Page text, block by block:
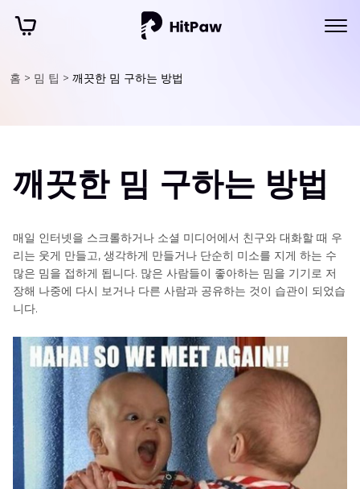
홈 > 밈 팁 > 깨끗한 밈 구하는 방법
깨끗한 밈 구하는 방법
매일 인터넷을 스크롤하거나 소셜 미디어에서 친구와 대화할 때 우
리는 웃게 만들고, 생각하게 만들거나 단순히 미소를 지게 하는 수
많은 밈을 접하게 됩니다. 많은 사람들이 좋아하는 밈을 기기로 저
장해 나중에 다시 보거나 다른 사람과 공유하는 것이 습관이 되었습
니다.